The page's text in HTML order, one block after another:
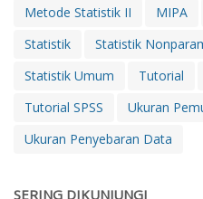
Metode Statistik II
MIPA
Statistik
Statistik
Statistik Umum
Tutorial
Tutorial SPSS
Ukuran
Ukuran Penyebaran Data
SERING DIKUNJUNGI